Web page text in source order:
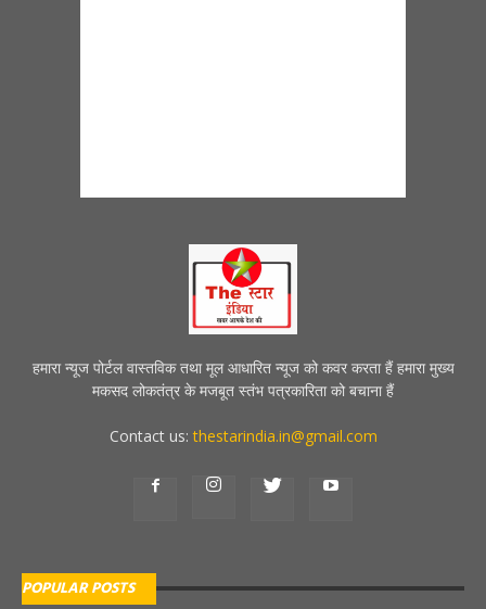
हमारा न्यूज पोर्टल वास्तविक तथा मूल आधारित न्यूज को कवर करता हैं हमारा मुख्य
मकसद लोकतंत्र के मजबूत स्तंभ पत्रकारिता को बचाना हैं
Contact us:thestarindia.in@gmail.com
POPULAR POSTS